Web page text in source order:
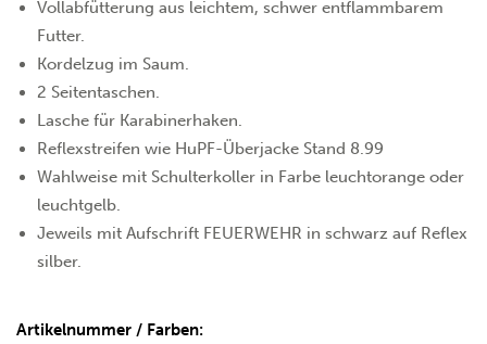
Vollabfütterung aus leichtem, schwer entflammbarem
Futter.
Kordelzug im Saum.
2 Seitentaschen.
Lasche für Karabinerhaken.
Reflexstreifen wie HuPF-Überjacke Stand 8.99
Wahlweise mit Schulterkoller in Farbe leuchtorange oder
leuchtgelb.
Jeweils mit Aufschrift FEUERWEHR in schwarz auf Reflex
silber.
Artikelnummer / Farben: